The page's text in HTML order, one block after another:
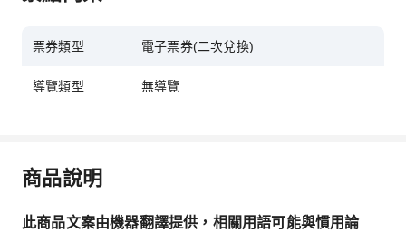
票券類型 電子票券(二次兌換)
導覽類型 無導覽
商品說明
此商品文案由機器翻譯提供，相關用語可能與慣用論